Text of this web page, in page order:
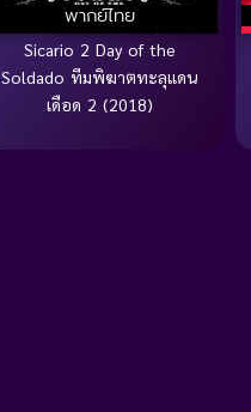
พากย์ไทย
Sicario 2 Day of the
Soldado ทีมพิฆาตทะลุแดน
เดือด 2 (2018)